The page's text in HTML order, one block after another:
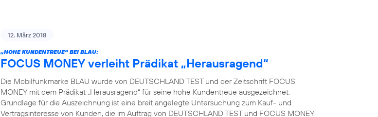
12. März 2018
„HOHE KUNDENTREUE“ BEI BLAU:
FOCUS MONEY verleiht Prädikat „Herausragend“
Die Mobilfunkmarke BLAU wurde von DEUTSCHLAND TEST und der Zeitschrift FOCUS
MONEY mit dem Prädikat „Herausragend“ für seine hohe Kundentreue ausgezeichnet.
Grundlage für die Auszeichnung ist eine breit angelegte Untersuchung zum Kauf- und
Vertragsinteresse von Kunden, die im Auftrag von DEUTSCHLAND TEST und FOCUS MONEY